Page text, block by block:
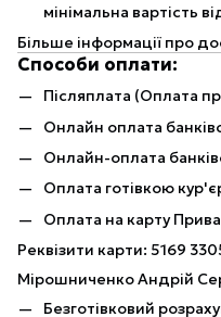
мінімальна вартість
Більше інформації про
Способи оплати:
Післяплата (Оплата
Онлайн оплата
Онлайн-оплата
Оплата готівкою
Оплата на карту
Реквізити карти: 5169
Мірошниченко Андрій
Безготівковий